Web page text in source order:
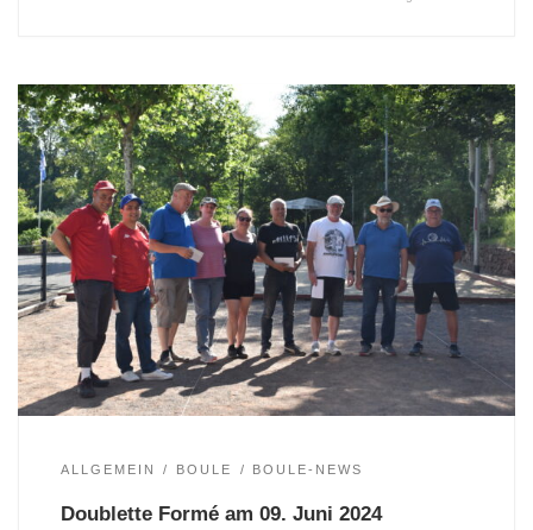
ALLGEMEIN BOULE BOULE-NEWS
Doublette Formé am 09. Juni 2024